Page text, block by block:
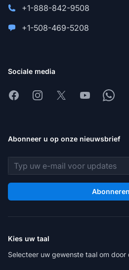
+1-888-842-9508
+1-508-469-5208
Sociale media
FacebookInstagram
X Youtube
Abonneer u op onze nieuwsbrief
E-mailadres
Abonneren
Kies uw taal
Selecteer uw gewenste taal om